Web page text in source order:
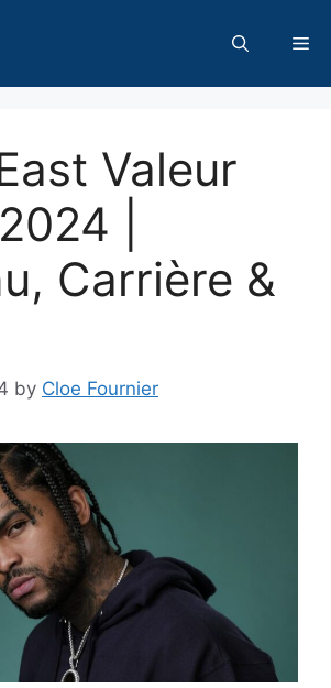
Valeur
|
Carrière &
by Cloe Fournier